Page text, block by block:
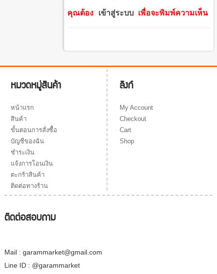
คุณต้อง เข้าสู่ระบบ เพื่อจะพิมพ์ความเห็น
หมวดหมู่สินค้า
หน้าแรก
สินค้า
ขั้นตอนการสั่งซื้อ
บัญชีของฉัน
ชำระเงิน
แจ้งการโอนเงิน
ตะกร้าสินค้า
ติดต่อทางร้าน
ลิงก์
My Account
Checkout
Cart
Shop
ติดต่อสอบถาม
Mail : garammarket@gmail.com
Line ID : @garammarket